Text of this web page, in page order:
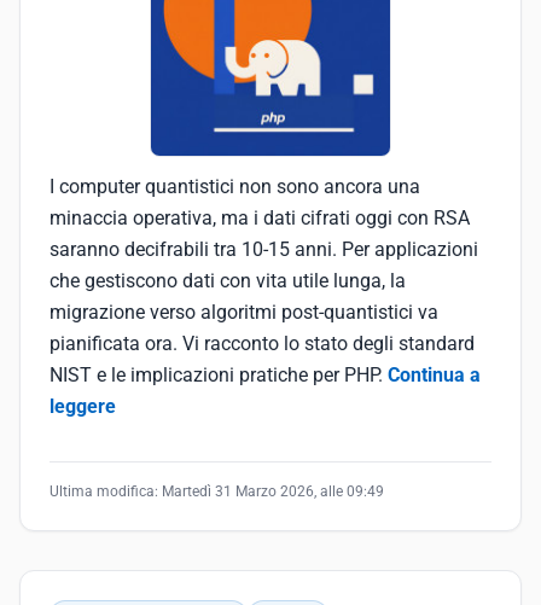
I computer quantistici non sono ancora una
minaccia operativa, ma i dati cifrati oggi con RSA
saranno decifrabili tra 10-15 anni. Per applicazioni
che gestiscono dati con vita utile lunga, la
migrazione verso algoritmi post-quantistici va
pianificata ora. Vi racconto lo stato degli standard
NIST e le implicazioni pratiche per PHP. Continua a
leggere
Ultima modifica: Martedì 31 Marzo 2026, alle 09:49